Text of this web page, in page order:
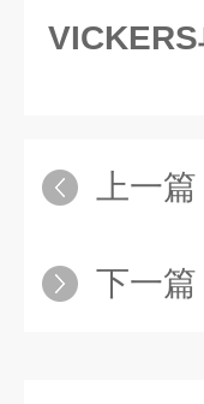
上一篇
下一篇